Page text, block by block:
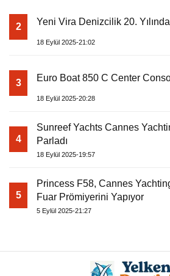
2 Yeni Vira Denizcilik 20.
18 Eylül 2025-21:02
3 Euro Boat 850 C Center
18 Eylül 2025-20:28
4
Sunreef Yachts Cannes
Parladı
18 Eylül 2025-19:57
5
Princess F58, Cannes
Fuar Prömiyerini Yapıyor
5 Eylül 2025-21:27